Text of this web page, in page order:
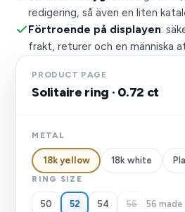
redigering, så även en liten
Förtroende på displayen:
frakt, returer och en människa
PRODUCT PAGE
Solitaire ring · 0.72 ct
METAL
18k yellow 18k white
RING SIZE
50 52 54 56 56